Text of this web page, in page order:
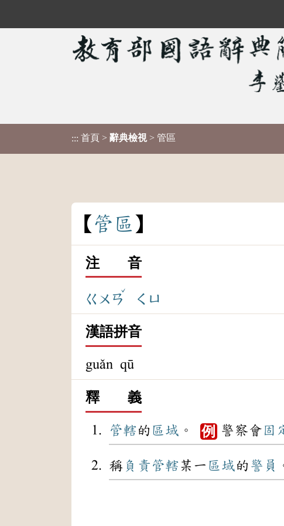
::: 首頁 > 辭典檢視 > 管區
管 區
注 音
ㄍㄨㄢ
ˇ
ㄑㄩ
漢語拼音
guǎn qū
釋 義
管轄的 區域 。 例 警察會 固
稱 負責 管轄某一 區域的 警員